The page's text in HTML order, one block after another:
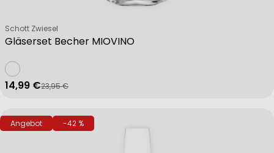
Gläserset Becher MIOVINO
Verkäufer:
Schott Zwiesel
Verkaufspreis
14,99 €
Regulärer Preis
23,95 €
Angebot -42 %